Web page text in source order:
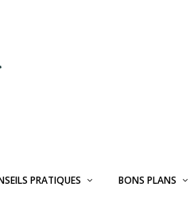
PRATIQUES BONS PLANS